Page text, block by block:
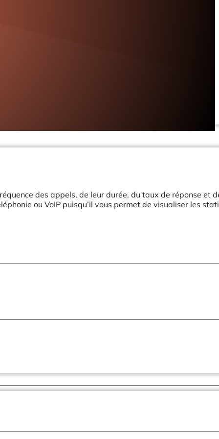
des appels, de leur durée, du taux de réponse et
ou VoIP puisqu’il vous permet de visualiser les